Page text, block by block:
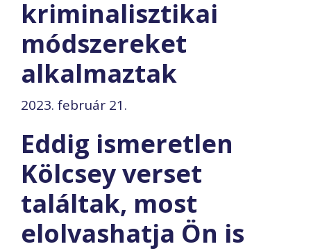
kriminalisztikai
módszereket
alkalmaztak
2023. február 21.
Eddig ismeretlen
Kölcsey verset
találtak, most
elolvashatja Ön is